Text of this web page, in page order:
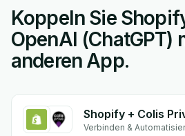
Koppeln Sie
OpenAI (ChatGPT)
anderen App.
Shopify + Colis
Verbinden &